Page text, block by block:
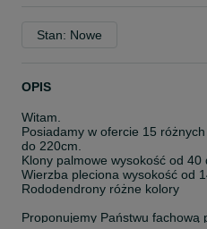
Stan: Nowe
OPIS
Witam.
Posiadamy w ofercie 15
do 220cm.
Klony palmowe wysokość od 40
Wierzba pleciona wysokość od
Rododendrony różne kolory
Proponujemy Państwu fachową